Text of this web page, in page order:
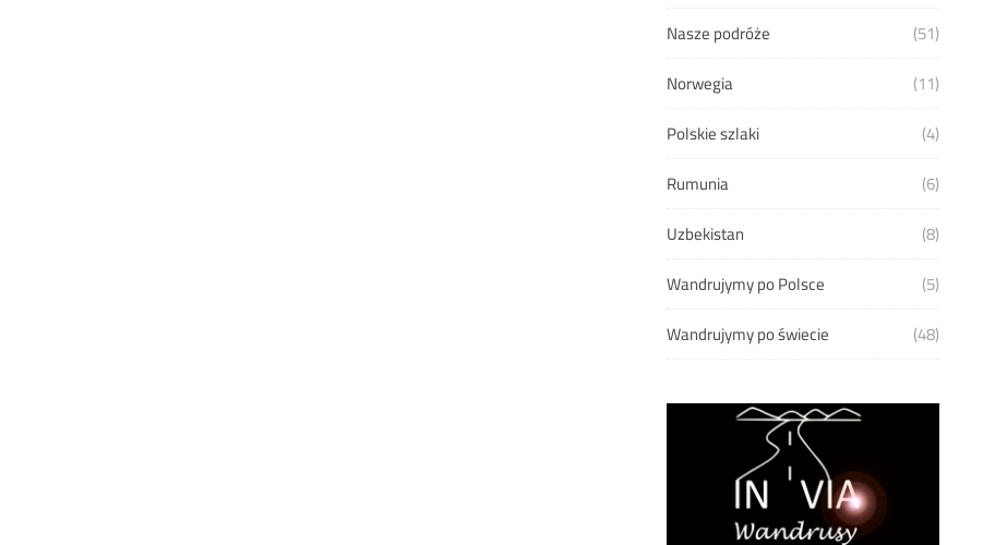
Nasze podróże
(51)
Norwegia
(11)
Polskie szlaki
(4)
Rumunia
(6)
Uzbekistan
(8)
Wandrujymy po Polsce
(5)
Wandrujymy po świecie
(48)